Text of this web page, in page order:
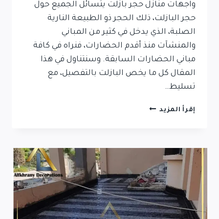
واجهات منازل حجر بازلت يتسائل الجميع حول
حجر البازلت، ذلك الحجر ذو الطبيعة النارية
الصلبة، الذي يدخل في كثير من المباني
والمنشآت منذ أقدم الحضارات، فنراه في كافة
مباني الحضارات السابقة. وسنتناول في هذا
المقال كل ما يخص البازلت بالتفصيل، مع
تسليط…
إقرأ المزيد واجهات